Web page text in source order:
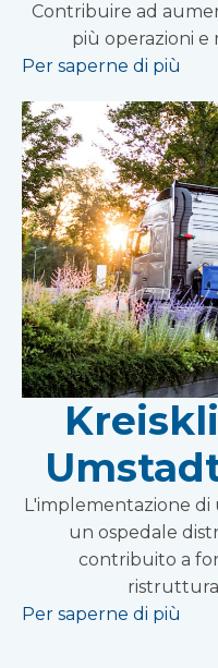
Contribuire ad
più operazioni e
Per saperne di più
L'implementazione di
un ospedale
contribuito a
Per saperne di più